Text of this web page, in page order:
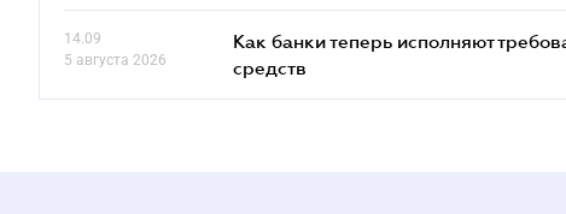
14.09
5 августа 2026
Как банки теперь исполняют
средств